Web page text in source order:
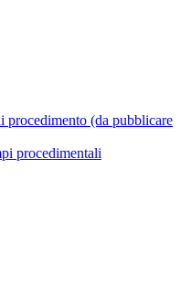
procedimento (da pubblicare
procedimentali